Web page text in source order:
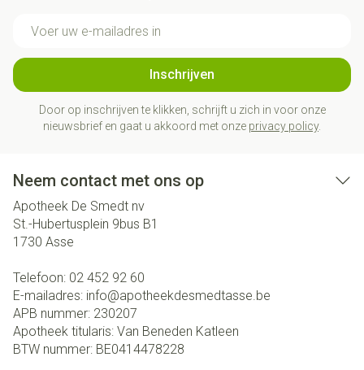
Inschrijven
Door op inschrijven te klikken, schrijft u zich in voor onze
nieuwsbrief en gaat u akkoord met onze privacy policy.
Neem contact met ons op
Apotheek De Smedt nv
St.-Hubertusplein 9bus B1
1730 Asse
Telefoon: 02 452 92 60
E-mailadres: info@apotheekdesmedtasse.be
APB nummer: 230207
Apotheek titularis: Van Beneden Katleen
BTW nummer: BE0414478228